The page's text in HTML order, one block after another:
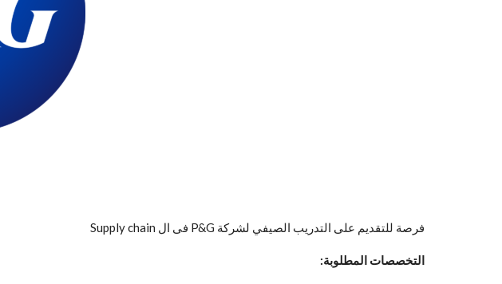
فرصة للتقديم على التدريب الصيفي لشركة P&G فى ال Supply chain
التخصصات المطلوبة: